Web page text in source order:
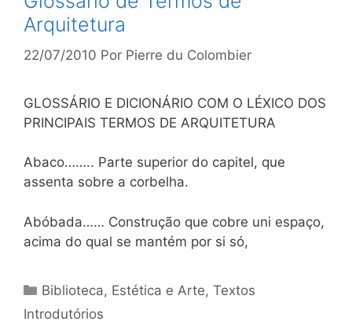
Arquitetura
22/07/2010 Por Pierre du Colombier
GLOSSÁRIO E DICIONÁRIO COM O LÉXICO DOS
PRINCIPAIS TERMOS DE ARQUITETURA
Abaco…….. Parte superior do capitel, que
assenta sobre a corbelha.
Abóbada…… Construção que cobre uni espaço,
acima do qual se mantém por si só,
Categorias
Biblioteca, Estética e Arte,Textos
Introdutórios